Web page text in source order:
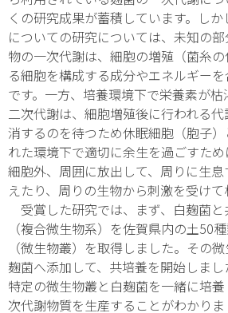
くの研究成果が蓄積しています。し
についての研究については、未知の
物の一次代謝は、細胞の増殖（菌糸
る細胞を構成する成分やエネルギー
です。一方、培養環境下で栄養素が
二次代謝は、細胞増殖後に行われる
消するのを待つため休眠細胞（胞子
れた環境下で適切に余生を過ごすた
細胞外、周囲に放出して、周りに生
えたり、周りの生物から刺激を受けて
受賞した研究では、まず、白麹菌
（複合微生物系）を佐賀県内の土50
（微生物叢）を取得しました。その
麹菌へ添加して、共培養を開始しま
特定の微生物叢と白麹菌を一緒に培
次代謝物質を生産することがわかり